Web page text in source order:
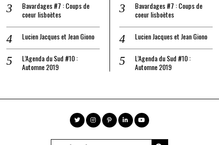
Bavardages #7 : Coups de
coeur lisboètes
Lucien Jacques et Jean Giono
L’Agenda du Sud #10 :
Automne 2019
Bavardages #7 : Coups de
coeur lisboètes
Lucien Jacques et Jean Giono
L’Agenda du Sud #10 :
Automne 2019